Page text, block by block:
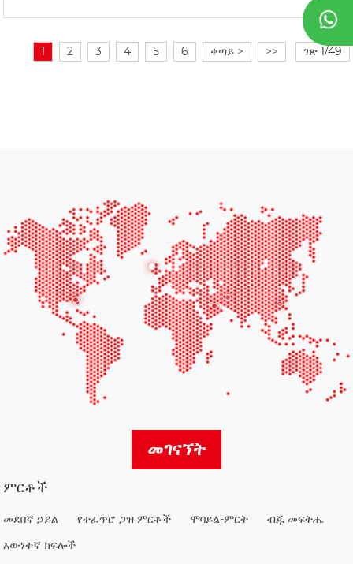
1 2 3 4 5 6 ቀጣይ > >> ገጽ 1/49
መገናኘት
ምርቶች
መደበኛ ኃይል የተፈጥሮ ጋዝ ምርቶች ሞባይል-ምርት
ብጁ መፍትሔ
እውነተኛ ክፍሎች